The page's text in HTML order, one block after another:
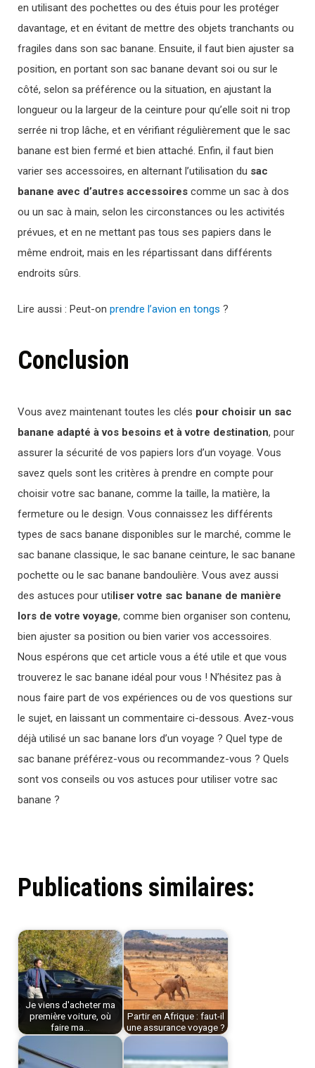
en utilisant des pochettes ou des étuis pour les protéger
davantage, et en évitant de mettre des objets tranchants ou
fragiles dans son sac banane. Ensuite, il faut bien ajuster sa
position, en portant son sac banane devant soi ou sur le
côté, selon sa préférence ou la situation, en ajustant la
longueur ou la largeur de la ceinture pour qu’elle soit ni trop
serrée ni trop lâche, et en vérifiant régulièrement que le sac
banane est bien fermé et bien attaché. Enfin, il faut bien
varier ses accessoires, en alternant l’utilisation du sac
banane avec d’autres accessoires comme un sac à dos
ou un sac à main, selon les circonstances ou les activités
prévues, et en ne mettant pas tous ses papiers dans le
même endroit, mais en les répartissant dans différents
endroits sûrs.
Lire aussi : Peut-on prendre l’avion en tongs ?
Conclusion
Vous avez maintenant toutes les clés pour choisir un sac
banane adapté à vos besoins et à votre destination, pour
assurer la sécurité de vos papiers lors d’un voyage. Vous
savez quels sont les critères à prendre en compte pour
choisir votre sac banane, comme la taille, la matière, la
fermeture ou le design. Vous connaissez les différents
types de sacs banane disponibles sur le marché, comme le
sac banane classique, le sac banane ceinture, le sac banane
pochette ou le sac banane bandoulière. Vous avez aussi
des astuces pour uti liser votre sac banane de manière
lors de votre voyage, comme bien organiser son contenu,
bien ajuster sa position ou bien varier vos accessoires.
Nous espérons que cet article vous a été utile et que vous
trouverez le sac banane idéal pour vous ! N’hésitez pas à
nous faire part de vos expériences ou de vos questions sur
le sujet, en laissant un commentaire ci-dessous. Avez-vous
déjà utilisé un sac banane lors d’un voyage ? Quel type de
sac banane préférez-vous ou recommandez-vous ? Quels
sont vos conseils ou vos astuces pour utiliser votre sac
banane ?
Publications similaires:
Je viens d'acheter ma
première voiture, où
faire ma…
Partir en Afrique : faut-il
une assurance voyage ?